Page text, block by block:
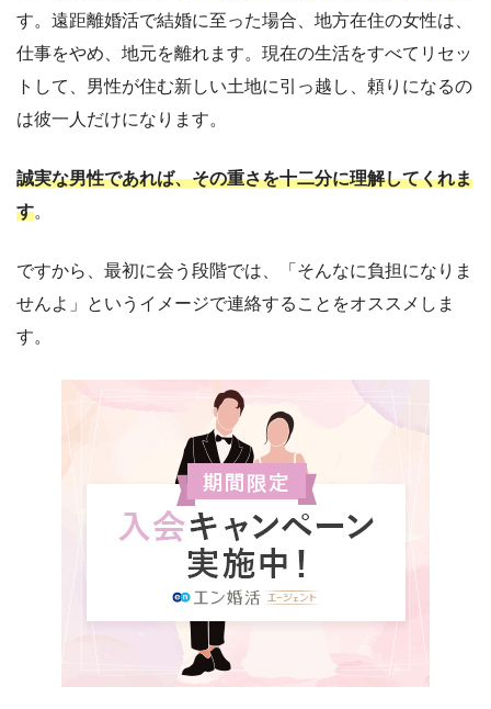
す。遠距離婚活で結婚に至った場合、地方在住の女性は、
仕事をやめ、地元を離れます。現在の生活をすべてリセッ
トして、男性が住む新しい土地に引っ越し、頼りになるの
は彼一人だけになります。
誠実な男性であれば、その重さを十二分に理解してくれま
す。
ですから、最初に会う段階では、「そんなに負担になりま
せんよ」というイメージで連絡することをオススメしま
す。